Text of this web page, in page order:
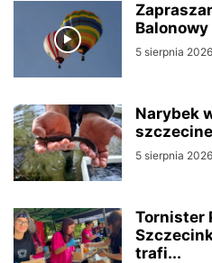
5 sierpnia 2026
Narybek
5 sierpnia 2026
Tornister
trafi...